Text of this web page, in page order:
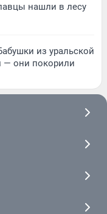
нашли в лесу
из уральской
— они покорили